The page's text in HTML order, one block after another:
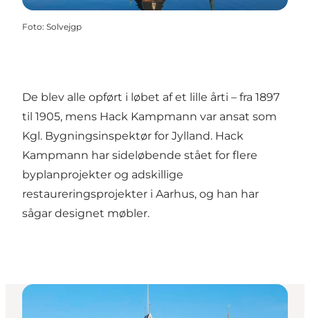
Foto: Solvejgp
De blev alle opført i løbet af et lille årti – fra 1897
til 1905, mens Hack Kampmann var ansat som
Kgl. Bygningsinspektør for Jylland. Hack
Kampmann har sideløbende stået for flere
byplanprojekter og adskillige
restaureringsprojekter i Aarhus, og han har
sågar designet møbler.